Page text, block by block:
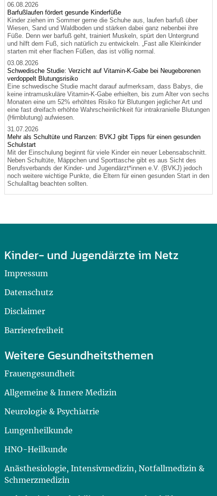
06.08.2026
Barfußlaufen fördert gesunde Kinderfüße
Kinder ziehen im Sommer gerne die Schuhe aus, laufen barfuß über
Wiesen, Sand und Waldboden und stärken dabei ganz nebenbei ihre
Füße. Denn wer barfuß geht, trainiert Muskeln, spürt den Untergrund
und hilft dem Fuß, sich natürlich zu entwickeln. „Fast alle Kleinkinder
starten mit eher flachen Füßen, das ist völlig normal.
03.08.2026
Schwedische Studie: Verzicht auf Vitamin-K-Gabe bei Neugeborenen
verdoppelt Blutungsrisiko
Eine schwedische Studie macht darauf aufmerksam, dass Babys, die
keine intramuskuläre Vitamin-K-Gabe erhielten, bis zum Alter von sechs
Monaten eine um 52% erhöhtes Risiko für Blutungen jeglicher Art und
eine fast dreifach erhöhte Wahrscheinlichkeit für intrakranielle Blutungen
(Hirnblutung) aufwiesen.
31.07.2026
Mehr als Schultüte und Ranzen: BVKJ gibt Tipps für einen gesunden
Schulstart
Mit der Einschulung beginnt für viele Kinder ein neuer Lebensabschnitt.
Neben Schultüte, Mäppchen und Sporttasche gibt es aus Sicht des
Berufsverbands der Kinder- und Jugendärzt*innen e.V. (BVKJ) jedoch
noch weitere wichtige Punkte, die Eltern für einen gesunden Start in den
Schulalltag beachten sollten.
Kinder- und Jugendärzte im Netz
Impressum
Datenschutz
Disclaimer
Barrierefreiheit
Weitere Gesundheitsthemen
Frauengesundheit
Allgemeine & Innere Medizin
Neurologie & Psychiatrie
Lungenheilkunde
HNO-Heilkunde
Anästhesiologie, Intensivmedizin, Notfallmedizin &
Schmerzmedizin